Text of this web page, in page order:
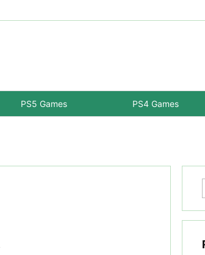
PS5 Games PS4 Games